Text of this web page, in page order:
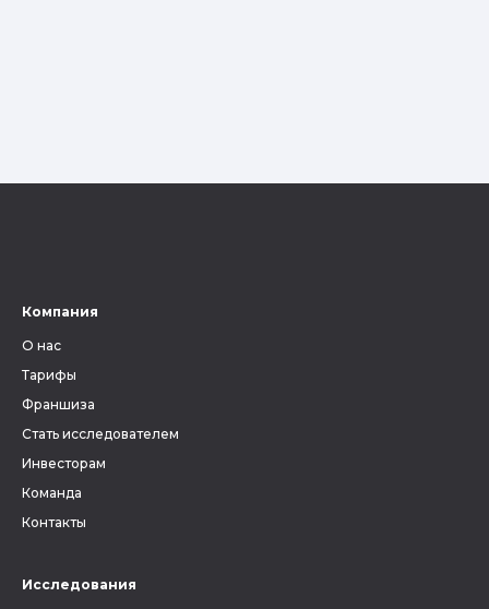
Компания
О нас
Тарифы
Франшиза
Стать исследователем
Инвесторам
Команда
Контакты
Исследования